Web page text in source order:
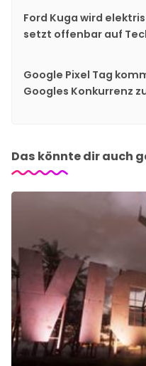
Ford Kuga wird
setzt offenbar auf
Google Pixel Tag
Googles Konkurrenz
Das könnte dir auch